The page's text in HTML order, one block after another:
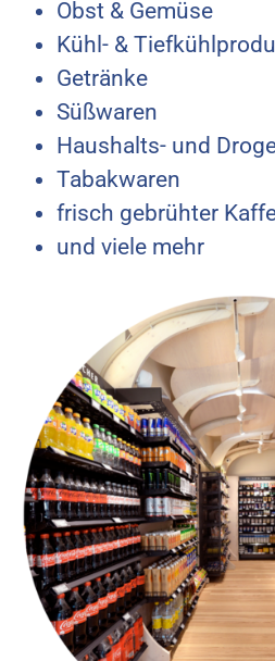
Obst & Gemüse
Kühl- &
Getränke
Süßwaren
Haushalts- und
Tabakwaren
frisch gebrühter
und viele mehr